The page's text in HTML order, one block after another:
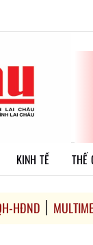
KINH TẾ THẾ
HĐND